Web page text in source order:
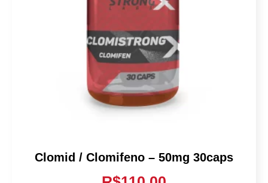
Clomid / Clomifeno – 50mg 30caps